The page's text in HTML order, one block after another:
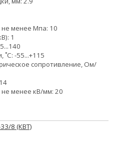
менее Мпа: 10
1
˚С: -55...+115
сопротивление, Ом/
не менее кВ/мм: 20
8 (КВТ)